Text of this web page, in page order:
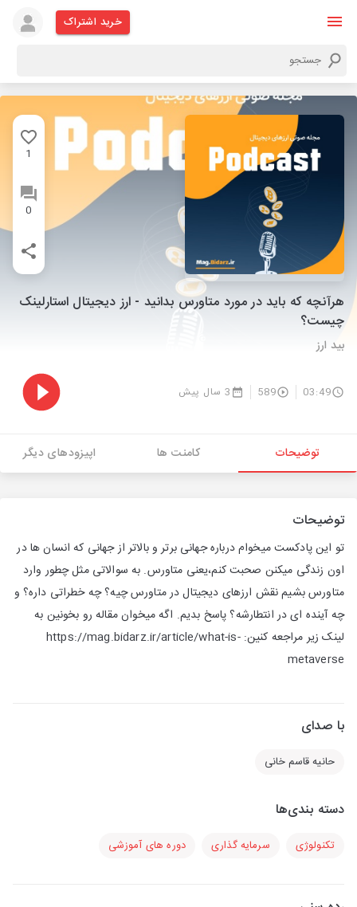
خرید اشتراک
1
0
هرآنچه که باید در مورد متاورس بدانید - ارز دیجیتال استارلینک
چیست؟
بید ارز
03:49
589 3 سال پیش
توضیحات کامنت ها اپیزودهای دیگر
توضیحات
تو این پادکست میخوام درباره جهانی برتر و بالاتر از جهانی که انسان ها در
اون زندگی میکنن صحبت کنم،یعنی متاورس. به سوالاتی مثل چطور وارد
متاورس بشیم نقش ارزهای دیجیتال در متاورس چیه؟ چه خطراتی داره؟ و
چه آینده ای در انتطارشه؟ پاسخ بدیم. اگه میخوان مقاله رو بخونین به
لینک زیر مراجعه کنین: https://mag.bidarz.ir/article/what-is-
metaverse
با صدای
حانیه قاسم خانی
دسته بندی‌ها
تکنولوژی سرمایه گذاری دوره های آموزشی